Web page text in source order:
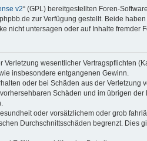
v2“ (GPL) bereitgestellten Foren-
zur Verfügung gestellt. Beide
nicht untersagen oder auf Inhalte fremder
wesentlicher Vertragspflichten
insbesondere entgangenen Gewinn.
oder bei Schäden aus der Verletzung
Schäden und im übrigen
oder vorsätzlichem oder grob
Durchschnittsschäden begrenzt. Dies